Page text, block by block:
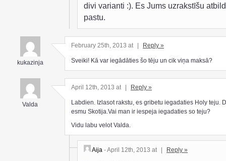
divi varianti :). Es Jums uzrakstīšu
pastu.
kukazinja
February 25th, 2013 at Reply »
Sveiki! Kā var iegādāties šo tēju un cik viņa maksā?
Valda
April 12th, 2013 at | Reply »
Labdien. Izlasot rakstu, es gribetu iegadaties Holy teju.
esmu Skotija.Vai man ir iespeja iegadaties so teju?
Vidu labu velot Valda.
Aija - April 12th, 2013 at | Reply »